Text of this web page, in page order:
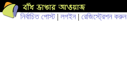
নির্বাচিত পোস্ট| লগইন | রেজিস্ট্রেশন করুন